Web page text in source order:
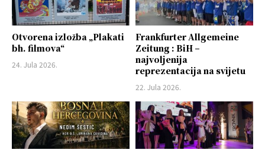
Otvorena izložba „Plakati
bh. filmova“
24. Jula 2026.
Frankfurter Allgemeine
Zeitung : BiH –
najvoljenija
reprezentacija na svijetu
22. Jula 2026.